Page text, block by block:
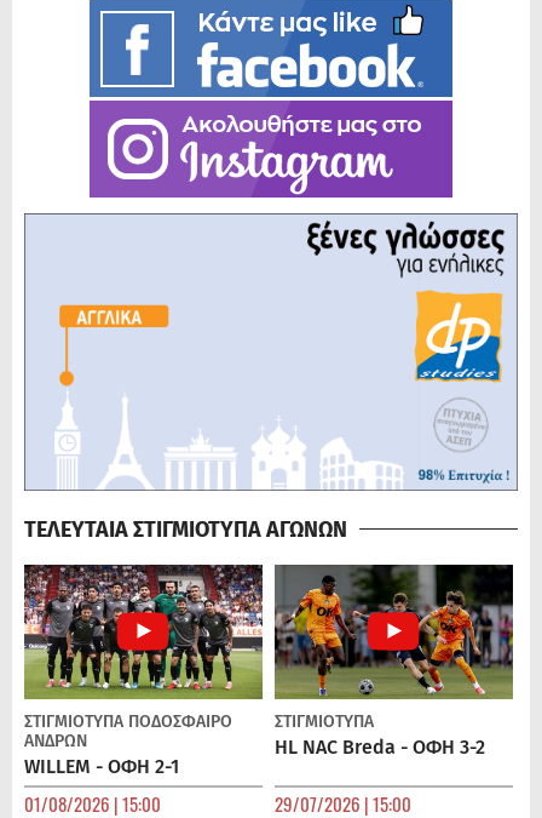
ΤΕΛΕΥΤΑΙΑ ΣΤΙΓΜΙΟΤΥΠΑ ΑΓΩΝΩΝ
ΣΤΙΓΜΙΟΤΥΠΑ ΠΟΔΌΣΦΑΙΡΟ
ΑΝΔΡΏΝ
WILLEM - ΟΦΗ 2-1
01/08/2026 | 15:00
ΣΤΙΓΜΙΟΤΥΠΑ
HL NAC Breda - ΟΦΗ 3-2
29/07/2026 | 15:00